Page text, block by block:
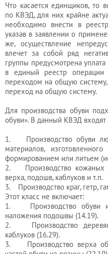
Что касается единщиков, то
по КВЭД, для них крайне
необходимо внести в
указав в заявлении о
же, осуществление
влечет за собой ряд
группы предусмотрена
в единый реестр
переходом на общую систему,
переход на общую систему.
Для производства обуви
обуви». В данный КВЭД
1. Производство обуви
материалов,
формированием или литьем
2. Производство кожаных
верха, подошв, каблуков и т.п.
3. Производство краг, гетр,
Этот класс не включает:
1. Производство обуви
наложения подошвы (14.19).
2. Производство
каблуков (16.29).
3. Производство верха